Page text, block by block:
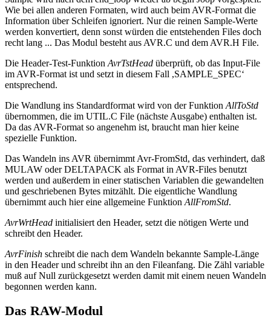
Wie bei allen anderen Formaten, wird auch beim AVR-Format die
Information über Schleifen ignoriert. Nur die reinen Sample-Werte
werden konvertiert, denn sonst würden die entstehenden Files doch
recht lang ... Das Modul besteht aus AVR.C und dem AVR.H File.
Die Header-Test-Funktion AvrTstHead überprüft, ob das Input-File
im AVR-Format ist und setzt in diesem Fall ,SAMPLE_SPEC‘
entsprechend.
Die Wandlung ins Standardformat wird von der Funktion AllToStd
übernommen, die im UTIL.C File (nächste Ausgabe) enthalten ist.
Da das AVR-Format so angenehm ist, braucht man hier keine
spezielle Funktion.
Das Wandeln ins AVR übernimmt Avr-FromStd, das verhindert, daß
MULAW oder DELTAPACK als Format in AVR-Files benutzt
werden und außerdem in einer statischen Variablen die gewandelten
und geschriebenen Bytes mitzählt. Die eigentliche Wandlung
übernimmt auch hier eine allgemeine Funktion AllFromStd.
AvrWrtHead initialisiert den Header, setzt die nötigen Werte und
schreibt den Header.
AvrFinish schreibt die nach dem Wandeln bekannte Sample-Länge
in den Header und schreibt ihn an den Fileanfang. Die Zähl variable
muß auf Null zurückgesetzt werden damit mit einem neuen Wandeln
begonnen werden kann.
Das RAW-Modul